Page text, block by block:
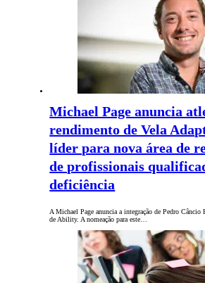
Michael Page anuncia
rendimento de Vela
líder para nova área de
de profissionais
deficiência
A Michael Page anuncia a integração de Pedro Câncio
de Ability. A nomeação para este…